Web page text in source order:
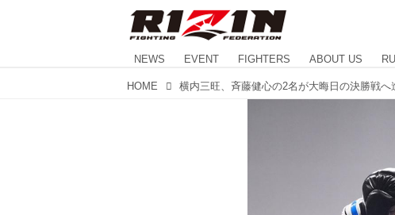
NEWS EVENT FIGHTERS ABOUT US
HOME